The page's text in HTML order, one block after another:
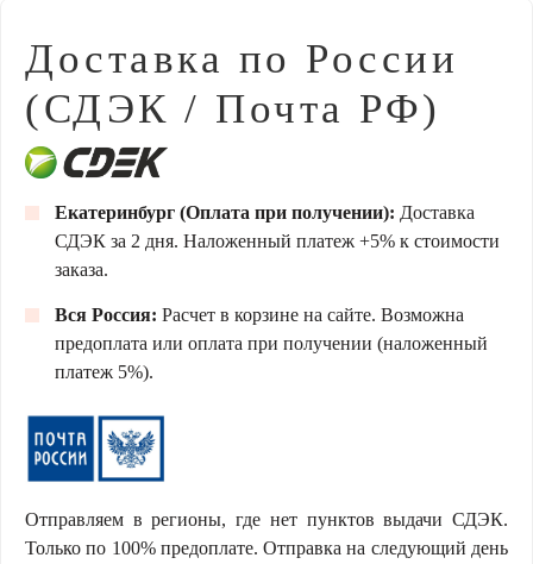
Доставка по России
(СДЭК / Почта РФ)
Екатеринбург (Оплата при получении): Доставка
СДЭК за 2 дня. Наложенный платеж +5% к стоимости
заказа.
Вся Россия: Расчет в корзине на сайте. Возможна
предоплата или оплата при получении (наложенный
платеж 5%).
Отправляем в регионы, где нет пунктов выдачи СДЭК.
Только по 100% предоплате. Отправка на следующий день